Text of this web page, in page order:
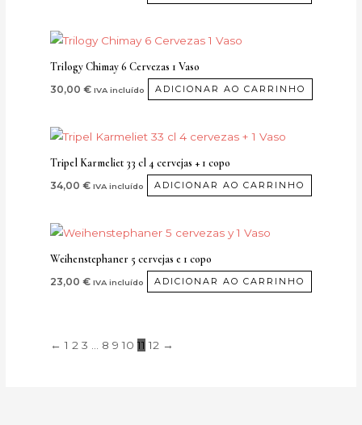
Trilogy Chimay 6 Cervezas 1 Vaso
30,00€ IVA incluído ADICIONAR AO CARRINHO
Tripel Karmeliet 33 cl 4 cervejas + 1 copo
34,00€ IVA incluído ADICIONAR AO CARRINHO
Weihenstephaner 5 cervejas e 1 copo
23,00€ IVA incluído ADICIONAR AO CARRINHO
← 1 2 3 ... 8 9 10 11 12 →